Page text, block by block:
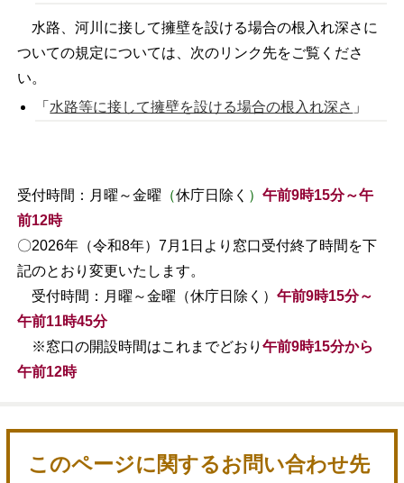
水路、河川に接して擁壁を設ける場合の根入れ深さに
ついての規定については、次のリンク先をご覧くださ
い。
「 水路等に接して擁壁を設ける場合の根入れ深さ 」
受付時間：月曜～金曜 （休庁日除く ）午前9時15分～午
前12時
〇2026年（令和8年）7月1日より窓口受付終了時間を下
記のとおり変更いたします。
受付時間：月曜～金曜（休庁日除く）午前9時15分～
午前11時45分
※窓口の開設時間はこれまでどおり午前9時15分から
午前12時
このページに関するお問い合わせ先